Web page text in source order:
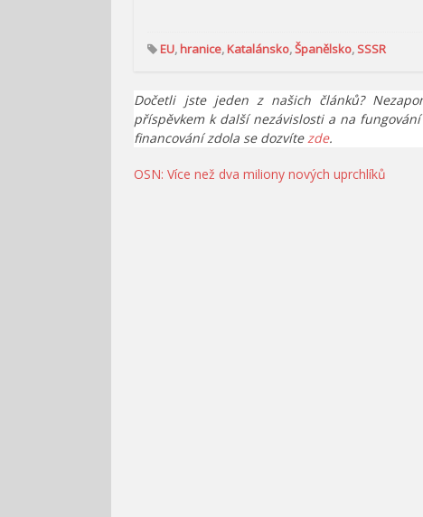
EU, hranice,Katalánsko,Španělsko,SSSR
Dočetli jste jeden z našich článků?
příspěvkem k další nezávislosti a na
financování zdola se dozvítezde.
Navigace
OSN: Více než dva miliony nových uprchlíků